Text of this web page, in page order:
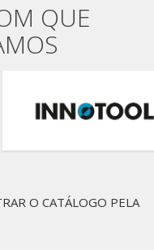
QUE
O CATÁLOGO PELA